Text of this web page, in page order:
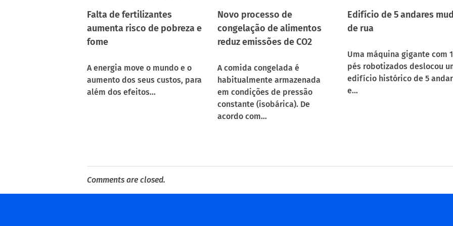
Falta de fertilizantes
aumenta risco de pobreza e
fome
A energia move o mundo e o
aumento dos seus custos, para
além dos efeitos…
Novo processo de
congelação de alimentos
reduz emissões de CO2
A comida congelada é
habitualmente armazenada
em condições de pressão
constante (isobárica). De
acordo com…
Edifício de 5 andares
de rua
Uma máquina gigante com
pés robotizados deslocou
edifício histórico de 5
e…
Comments are closed.